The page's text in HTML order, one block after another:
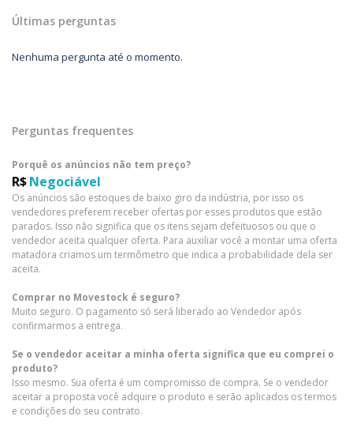
Últimas perguntas
Nenhuma pergunta até o momento.
Perguntas frequentes
Porquê os anúncios não tem preço?
R$Negociável
Os anúncios são estoques de baixo giro da indústria, por isso os
vendedores preferem receber ofertas por esses produtos que estão
parados. Isso não significa que os itens sejam defeituosos ou que o
vendedor aceita qualquer oferta. Para auxiliar você a montar uma oferta
matadora criamos um termômetro que indica a probabilidade dela ser
aceita.
Comprar no Movestock é seguro?
Muito seguro. O pagamento só será liberado ao Vendedor após
confirmarmos a entrega.
Se o vendedor aceitar a minha oferta significa que eu comprei o
produto?
Isso mesmo. Sua oferta é um compromisso de compra. Se o vendedor
aceitar a proposta você adquire o produto e serão aplicados os termos
e condições do seu contrato.